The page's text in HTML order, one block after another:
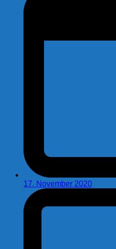
17. November 2020